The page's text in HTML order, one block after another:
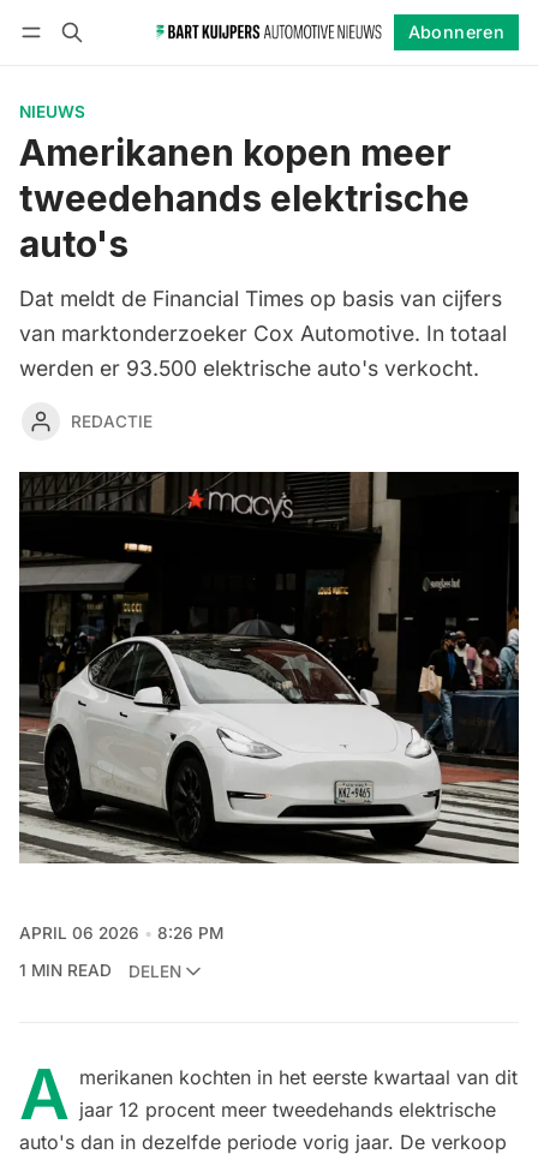
Abonneren
NIEUWS
Amerikanen kopen meer
tweedehands elektrische
auto's
Dat meldt de Financial Times op basis van cijfers
van marktonderzoeker Cox Automotive. In totaal
werden er 93.500 elektrische auto's verkocht.
REDACTIE
APRIL 06 2026
8:26 PM
1 MIN READ
DELEN
A merikanen kochten in het eerste kwartaal van dit
jaar 12 procent meer tweedehands elektrische
auto's dan in dezelfde periode vorig jaar. De verkoop